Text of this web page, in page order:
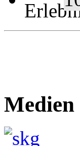
Medien